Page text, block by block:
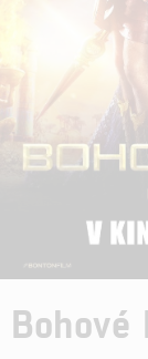
Bohové